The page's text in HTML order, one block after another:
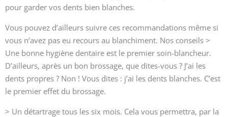
pour garder vos dents bien blanches.
Vous pouvez d’ailleurs suivre ces recommandations même si
vous n’avez pas eu recours au blanchiment. Nos conseils >
Une bonne hygiène dentaire est le premier soin-blancheur.
D’ailleurs, après un bon brossage, que dites-vous ? J’ai les
dents propres ? Non ! Vous dites : j’ai les dents blanches. C’est
le premier effet du brossage.
> Un détartrage tous les six mois. Cela vous permettra, par la